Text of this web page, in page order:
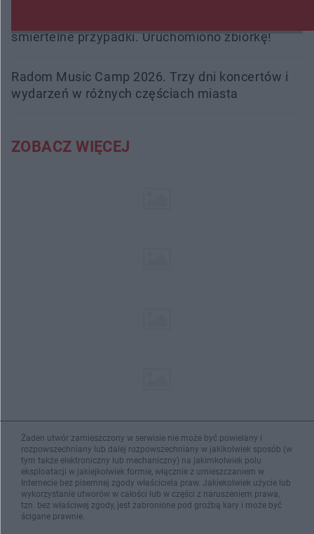
śmiertelne przypadki. Uruchomiono zbiórkę!
Radom Music Camp 2026. Trzy dni koncertów i
wydarzeń w różnych częściach miasta
ZOBACZ WIĘCEJ
Żaden utwór zamieszczony w serwisie nie może być powielany i
rozpowszechniany lub dalej rozpowszechniany w jakikolwiek sposób (w
tym także elektroniczny lub mechaniczny) na jakimkolwiek polu
eksploatacji w jakiejkolwiek formie, włącznie z umieszczaniem w
Internecie bez pisemnej zgody właściciela praw. Jakiekolwiek użycie lub
wykorzystanie utworów w całości lub w części z naruszeniem prawa,
tzn. bez właściwej zgody, jest zabronione pod groźbą kary i może być
ścigane prawnie.